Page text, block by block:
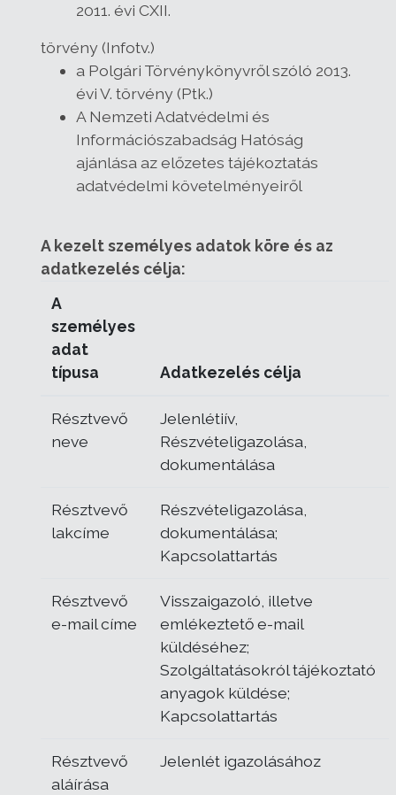
2011. évi CXII.
törvény (Infotv.)
a Polgári Törvénykönyvről szóló 2013.
évi V. törvény (Ptk.)
A Nemzeti Adatvédelmi és
Információszabadság Hatóság
ajánlása az előzetes tájékoztatás
adatvédelmi követelményeiről
A kezelt személyes adatok köre és az
adatkezelés célja:
A
személyes
adat
típusa
Adatkezelés célja
Résztvevő
neve
Jelenlétiív,
Részvételigazolása,
dokumentálása
Résztvevő
lakcíme
Részvételigazolása,
dokumentálása;
Kapcsolattartás
Résztvevő
e-mail címe
Visszaigazoló, illetve
emlékeztető e-mail
küldéséhez;
Szolgáltatásokról tájékoztató
anyagok küldése;
Kapcsolattartás
Résztvevő
aláírása
Jelenlét igazolásához